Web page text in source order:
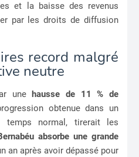
et la baisse des revenus
par les droits de diffusion
record malgré
neutre
une
hausse de 11 % de
obtenue dans un
normal, tirerait les
absorbe une grande
an après avoir dépassé pour